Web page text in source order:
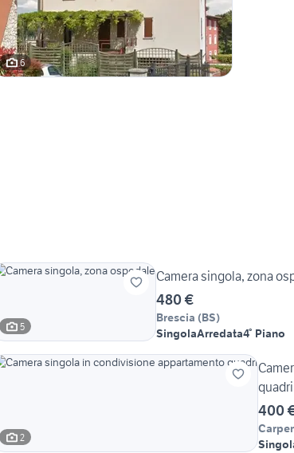
6
5
Camera singola, zona
480 €
Brescia (BS)
SingolaArredata4° Piano
2
quadri
400